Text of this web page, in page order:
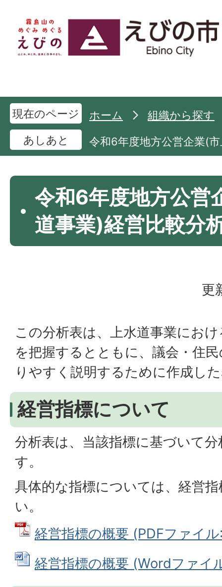
現在のページ ホーム
組織から探す
あしあと
令和6年度地方公営企業(
令和6年度地方公営
道事業)経営比較分
更
この分析表は、上水道事業にお
を把握するとともに、議会・住
りやすく説明するために作成し
経営指標について
分析表は、当該指標に基づいて
す。
具体的な指標については、経営
い。
経営指標の概要 (PDFファイ
経営指標の概要 (Wordファイ